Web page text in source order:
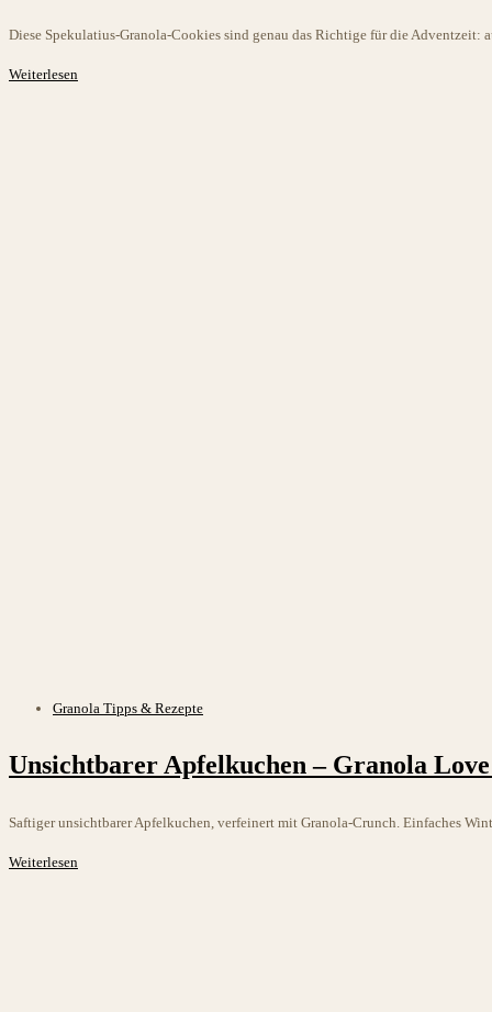
Diese Spekulatius-Granola-Cookies sind genau das Richtige für die
Weiterlesen
Beitrags-
Granola Tipps & Rezepte
Unsichtbarer Apfelkuchen – Granola
Saftiger unsichtbarer Apfelkuchen, verfeinert mit Granola-Crunch. Einfaches
Weiterlesen